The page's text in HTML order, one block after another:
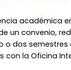
académica
un convenio,
o dos
con la Oficina